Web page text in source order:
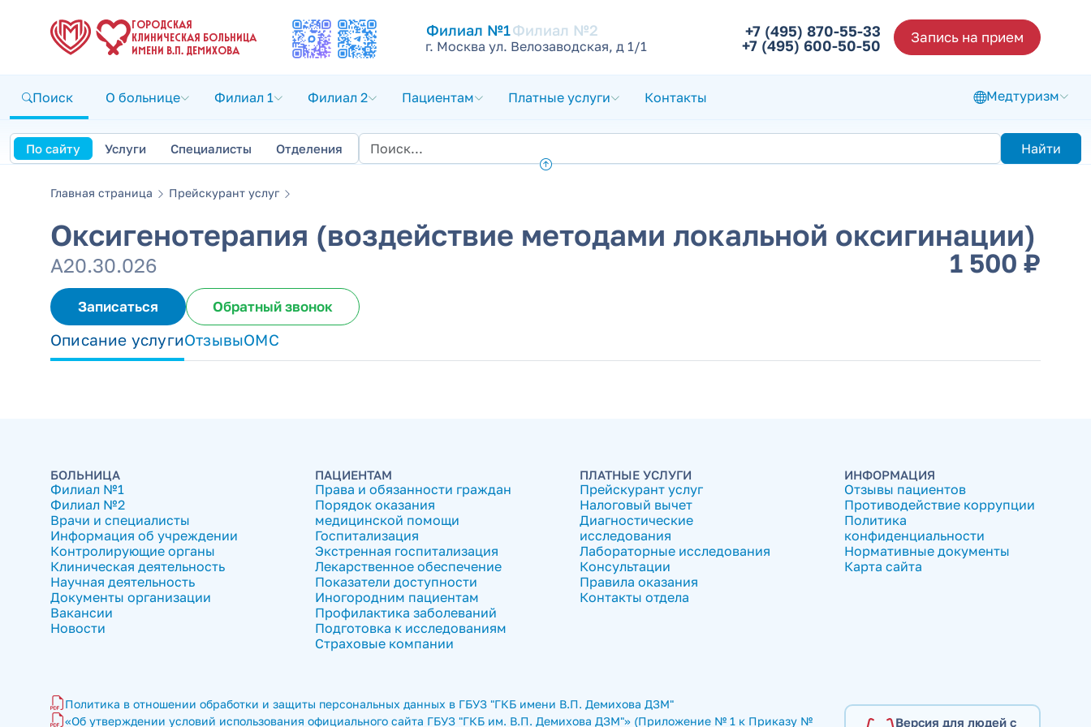
ГОРОДСКАЯ
КЛИНИЧЕСКАЯ БОЛЬНИЦА
ИМЕНИ В.П. ДЕМИХОВА
Филиал №1Филиал №2
г. Москва ул. Велозаводская, д 1/1
+7 (495) 870-55-33
+7 (495) 600-50-50
Запись на прием
Поиск О больнице Филиал 1 Филиал 2 Пациентам Платные услуги Контакты Медтуризм
По сайту Услуги Специалисты Отделения Найти
Главная страница Прейскурант услуг
Оксигенотерапия (воздействие методами локальной оксигинации)
А20.30.026 1 500 ₽
Записаться Обратный звонок
Описание услугиОтзывыОМС
БОЛЬНИЦА
Филиал №1
Филиал №2
Врачи и специалисты
Информация об учреждении
Контролирующие органы
Клиническая деятельность
Научная деятельность
Документы организации
Вакансии
Новости
ПАЦИЕНТАМ
Права и обязанности граждан
Порядок оказания
медицинской помощи
Госпитализация
Экстренная госпитализация
Лекарственное обеспечение
Показатели доступности
Иногородним пациентам
Профилактика заболеваний
Подготовка к исследованиям
Страховые компании
ПЛАТНЫЕ УСЛУГИ
Прейскурант услуг
Налоговый вычет
Диагностические
исследования
Лабораторные исследования
Консультации
Правила оказания
Контакты отдела
ИНФОРМАЦИЯ
Отзывы пациентов
Противодействие коррупции
Политика
конфиденциальности
Нормативные документы
Карта сайта
Политика в отношении обработки и защиты персональных данных в ГБУЗ "ГКБ имени В.П. Демихова ДЗМ"
«Об утверждении условий использования официального сайта ГБУЗ "ГКБ им. В.П. Демихова ДЗМ"» (Приложение № 1 к Приказу №
Версия для людей с